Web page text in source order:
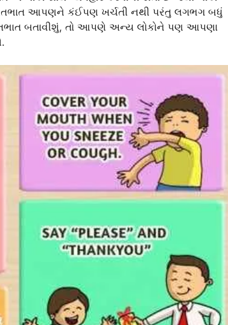
આપણને કંઈપણ ખર્ચતી નથી પરંતુ લગભગ બધું
બતાવીશું, તો આપણે અન્ય લોકોને પણ આપણા